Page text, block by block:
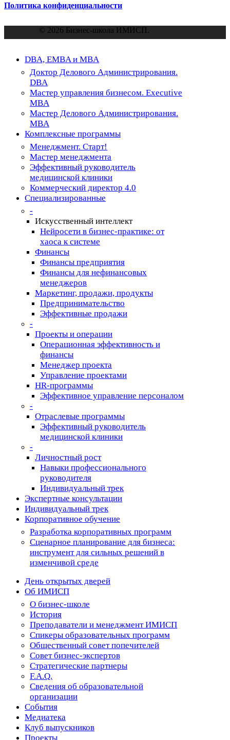
Политика конфиденциальности
© 2026 Бизнес-школа ИМИСП.
Close
DBA, EMBA и MBA
Доктор Делового Администрирования.
DBA
Мастер управления бизнесом. Executive
MBA
Мастер Делового Администрирования.
MBA
Комплексные программы
Менеджмент. Старт!
Мастер менеджмента
Эффективный руководитель
медицинской клиники
Коммерческий директор 4.0
Специализированные
-
Искусственный интеллект
Нейросети в бизнес-практике: от
хаоса к системе
Финансы
Финансы предприятия
Финансы для нефинансовых
менеджеров
Маркетинг, продажи, продукты
Предпринимательство
Эффективные продажи
-
Проекты и операции
Операционная эффективность и
финансы
Менеджер проекта
Управление проектами
HR-программы
Эффективное управление персоналом
-
Отраслевые программы
Эффективный руководитель
медицинской клиники
-
Личностный рост
Навыки профессионального
руководителя
Индивидуальный трек
Экспертные консультации
Индивидуальный трек
Корпоративное обучение
Разработка корпоративных программ
Сценарное планирование для бизнеса:
инструмент для сильных решений в
изменчивой среде
День открытых дверей
Об ИМИСП
О бизнес-школе
История
Преподаватели и менеджмент ИМИСП
Спикеры образовательных программ
Общественный совет попечителей
Совет бизнес-экспертов
Cтратегические партнеры
F.A.Q.
Сведения об образовательной
организации
События
Медиатека
Клуб выпускников
Проекты